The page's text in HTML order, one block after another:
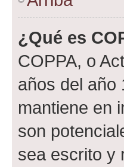
¿Qué es
COPPA, o
años del año
mantiene en
son
sea escrito y